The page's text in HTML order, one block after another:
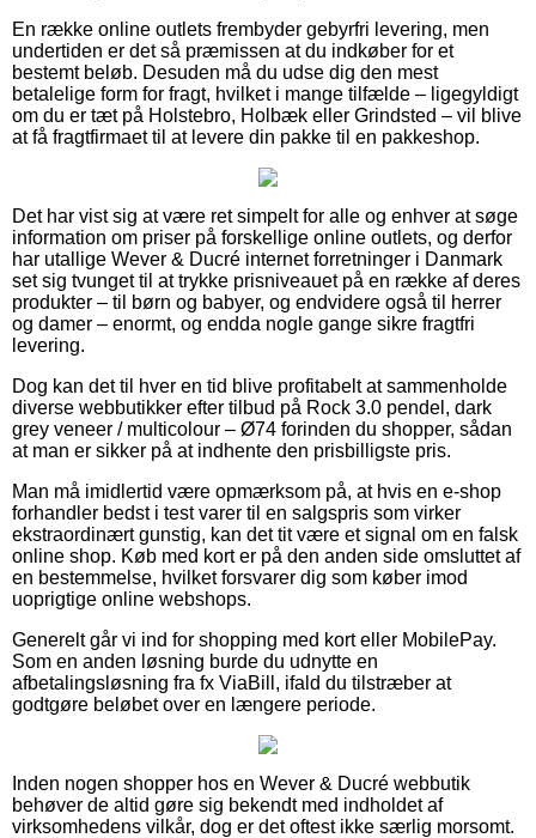
En række online outlets frembyder gebyrfri levering, men
undertiden er det så præmissen at du indkøber for et
bestemt beløb. Desuden må du udse dig den mest
betalelige form for fragt, hvilket i mange tilfælde – ligegyldigt
om du er tæt på Holstebro, Holbæk eller Grindsted – vil blive
at få fragtfirmaet til at levere din pakke til en pakkeshop.
Det har vist sig at være ret simpelt for alle og enhver at søge
information om priser på forskellige online outlets, og derfor
har utallige Wever & Ducré internet forretninger i Danmark
set sig tvunget til at trykke prisniveauet på en række af deres
produkter – til børn og babyer, og endvidere også til herrer
og damer – enormt, og endda nogle gange sikre fragtfri
levering.
Dog kan det til hver en tid blive profitabelt at sammenholde
diverse webbutikker efter tilbud på Rock 3.0 pendel, dark
grey veneer / multicolour – Ø74 forinden du shopper, sådan
at man er sikker på at indhente den prisbilligste pris.
Man må imidlertid være opmærksom på, at hvis en e-shop
forhandler bedst i test varer til en salgspris som virker
ekstraordinært gunstig, kan det tit være et signal om en falsk
online shop. Køb med kort er på den anden side omsluttet af
en bestemmelse, hvilket forsvarer dig som køber imod
uoprigtige online webshops.
Generelt går vi ind for shopping med kort eller MobilePay.
Som en anden løsning burde du udnytte en
afbetalingsløsning fra fx ViaBill, ifald du tilstræber at
godtgøre beløbet over en længere periode.
Inden nogen shopper hos en Wever & Ducré webbutik
behøver de altid gøre sig bekendt med indholdet af
virksomhedens vilkår, dog er det oftest ikke særlig morsomt.